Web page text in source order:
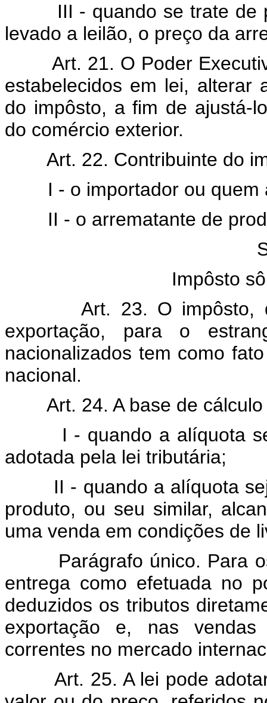
III - quando se trate de
levado a leilão, o preço da
Art. 21. O Poder
estabelecidos em lei, alterar
do impôsto, a fim de ajustá-
do comércio exterior.
Art. 22. Contribuinte do
I - o importador ou quem
II - o arrematante de
Impôsto
Art. 23. O impôsto, de
exportação, para o
nacionalizados tem como
nacional.
Art. 24. A base de cálculo
I - quando a alíquota
adotada pela lei tributária;
II - quando a alíquota
produto, ou seu similar,
uma venda em condições de
Parágrafo único. Para os
entrega como efetuada no
deduzidos os tributos
exportação e, nas
correntes no mercado
Art. 25. A lei pode adotar